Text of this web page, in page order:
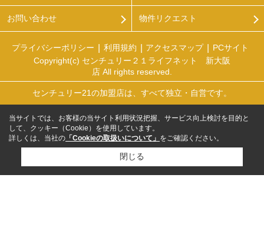
お問い合わせ 物件リクエスト
プライバシーポリシー 利用規約 アクセスマップ
PCサイト
Copyright(c) センチュリー２１ライフネット 新大阪
店 All rights reserved.
センチュリー21の加盟店は、すべて独立・自営です。
当サイトでは、お客様の当サイト利用状況把握、サービス向上検討を目的と
して、クッキー（Cookie）を使用しています。
詳しくは、当社の 「Cookieの取扱いについて」 をご確認ください。
閉じる